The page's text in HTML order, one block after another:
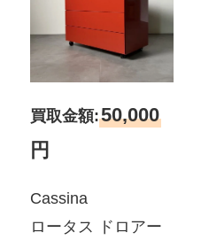
買取金額:50,000
円
Cassina
ロータス ドロアー